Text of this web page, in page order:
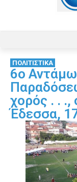
ΠΟΛΙΤΙΣΤΙΚΑ
6o
χορός . . .,
Έδεσσα,